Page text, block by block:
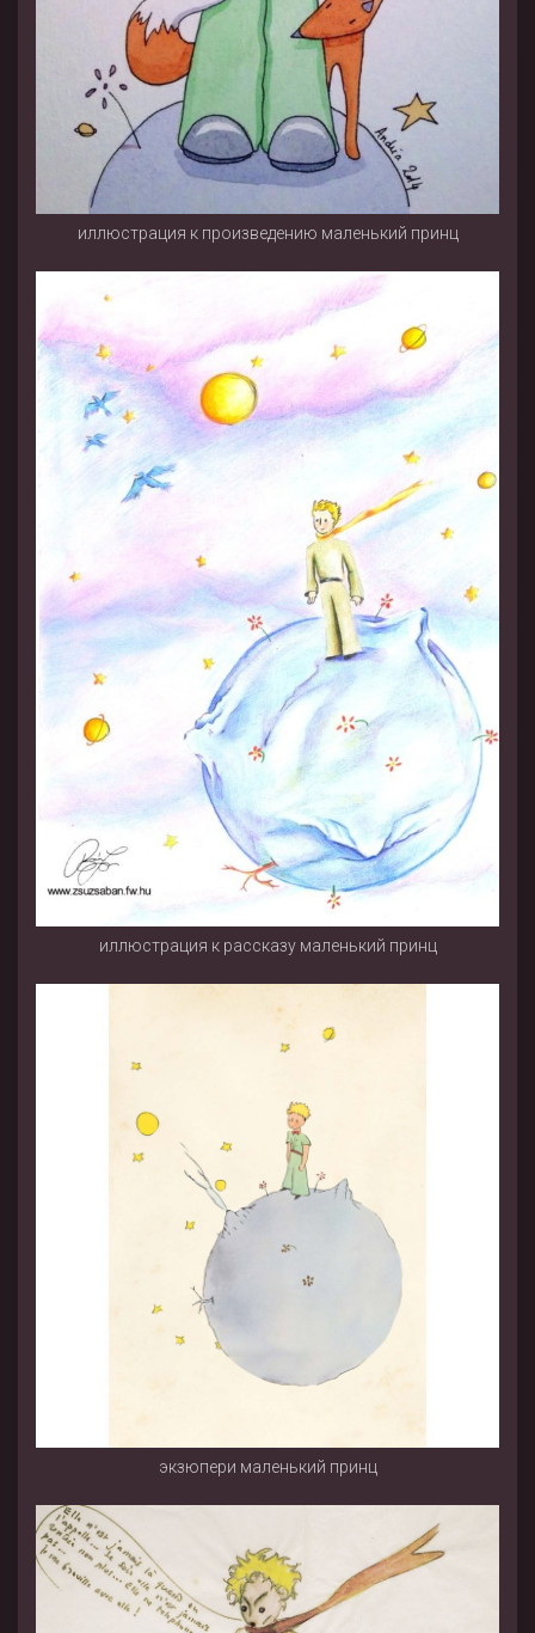
иллюстрация к произведению маленький принц
иллюстрация к рассказу маленький принц
экзюпери маленький принц